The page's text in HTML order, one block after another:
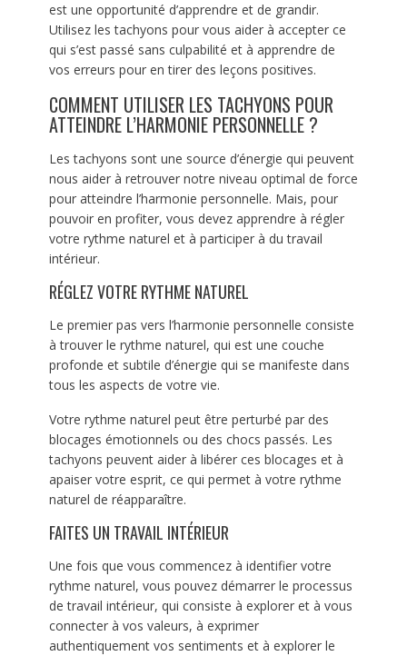
est une opportunité d’apprendre et de grandir.
Utilisez les tachyons pour vous aider à accepter ce
qui s’est passé sans culpabilité et à apprendre de
vos erreurs pour en tirer des leçons positives.
COMMENT UTILISER LES TACHYONS POUR
ATTEINDRE L’HARMONIE PERSONNELLE ?
Les tachyons sont une source d’énergie qui peuvent
nous aider à retrouver notre niveau optimal de force
pour atteindre l’harmonie personnelle. Mais, pour
pouvoir en profiter, vous devez apprendre à régler
votre rythme naturel et à participer à du travail
intérieur.
RÉGLEZ VOTRE RYTHME NATUREL
Le premier pas vers l’harmonie personnelle consiste
à trouver le rythme naturel, qui est une couche
profonde et subtile d’énergie qui se manifeste dans
tous les aspects de votre vie.
Votre rythme naturel peut être perturbé par des
blocages émotionnels ou des chocs passés. Les
tachyons peuvent aider à libérer ces blocages et à
apaiser votre esprit, ce qui permet à votre rythme
naturel de réapparaître.
FAITES UN TRAVAIL INTÉRIEUR
Une fois que vous commencez à identifier votre
rythme naturel, vous pouvez démarrer le processus
de travail intérieur, qui consiste à explorer et à vous
connecter à vos valeurs, à exprimer
authentiquement vos sentiments et à explorer le